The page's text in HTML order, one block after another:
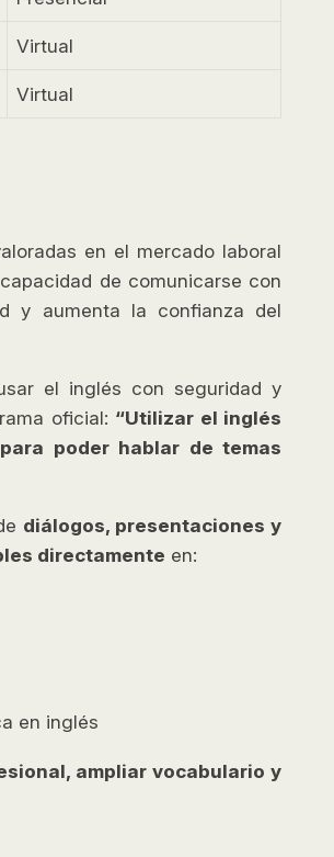
Virtual
Virtual
en el mercado laboral
de comunicarse con
y aumenta la confianza del
el inglés con seguridad y
oficial: “Utilizar el inglés
poder hablar de temas
diálogos, presentaciones y
directamente en:
en inglés
ampliar vocabulario y